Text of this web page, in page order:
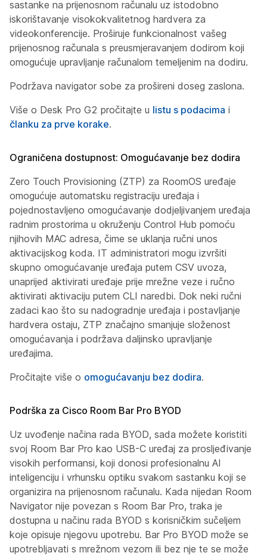
sastanke na prijenosnom računalu uz istodobno
iskorištavanje visokokvalitetnog hardvera za
videokonferencije. Proširuje funkcionalnost vašeg
prijenosnog računala s preusmjeravanjem dodirom koji
omogućuje upravljanje računalom temeljenim na dodiru.
Podržava navigator sobe za prošireni doseg zaslona.
Više o Desk Pro G2 pročitajte u listu s podacima i
članku za prve korake.
Ograničena dostupnost: Omogućavanje bez dodira
Zero Touch Provisioning (ZTP) za RoomOS uređaje
omogućuje automatsku registraciju uređaja i
pojednostavljeno omogućavanje dodjeljivanjem uređaja
radnim prostorima u okruženju Control Hub pomoću
njihovih MAC adresa, čime se uklanja ručni unos
aktivacijskog koda. IT administratori mogu izvršiti
skupno omogućavanje uređaja putem CSV uvoza,
unaprijed aktivirati uređaje prije mrežne veze i ručno
aktivirati aktivaciju putem CLI naredbi. Dok neki ručni
zadaci kao što su nadogradnje uređaja i postavljanje
hardvera ostaju, ZTP značajno smanjuje složenost
omogućavanja i podržava daljinsko upravljanje
uređajima.
Pročitajte više o omogućavanju bez dodira.
Podrška za Cisco Room Bar Pro BYOD
Uz uvođenje načina rada BYOD, sada možete koristiti
svoj Room Bar Pro kao USB-C uređaj za prosljeđivanje
visokih performansi, koji donosi profesionalnu AI
inteligenciju i vrhunsku optiku svakom sastanku koji se
organizira na prijenosnom računalu. Kada nijedan Room
Navigator nije povezan s Room Bar Pro, traka je
dostupna u načinu rada BYOD s korisničkim sučeljem
koje opisuje njegovu upotrebu. Bar Pro BYOD može se
upotrebljavati s mrežnom vezom ili bez nje te se može